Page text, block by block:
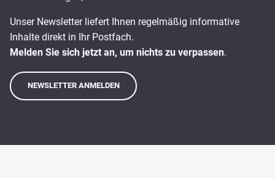
Unser Newsletter liefert Ihnen regelmäßig informative
Inhalte direkt in Ihr Postfach.
Melden Sie sich jetzt an, um nichts zu verpassen.
NEWSLETTER ANMELDEN